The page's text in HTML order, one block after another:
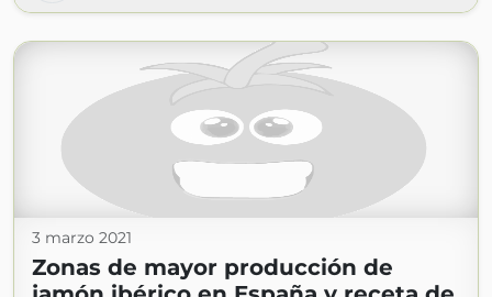
3 marzo 2021
Zonas de mayor producción de